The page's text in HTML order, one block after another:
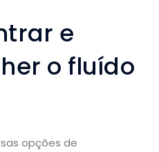
e
o fluído
opções de